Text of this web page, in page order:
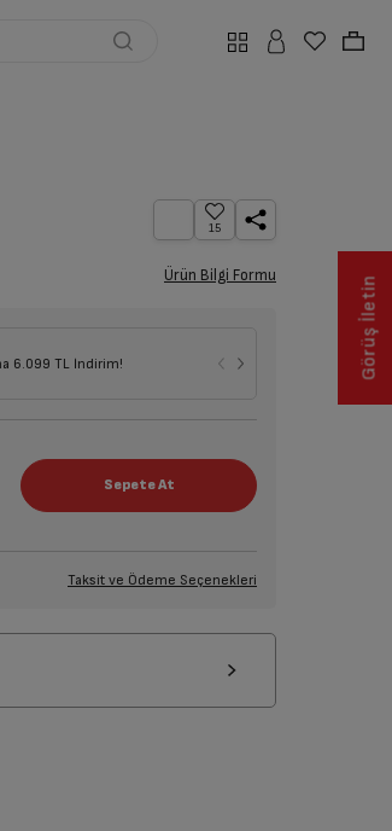
15
Ürün Bilgi Formu
6.099 TL İndirim!
Seçili Beyaz
Taksit ve Ödeme Seçenekleri
Görüş İletin